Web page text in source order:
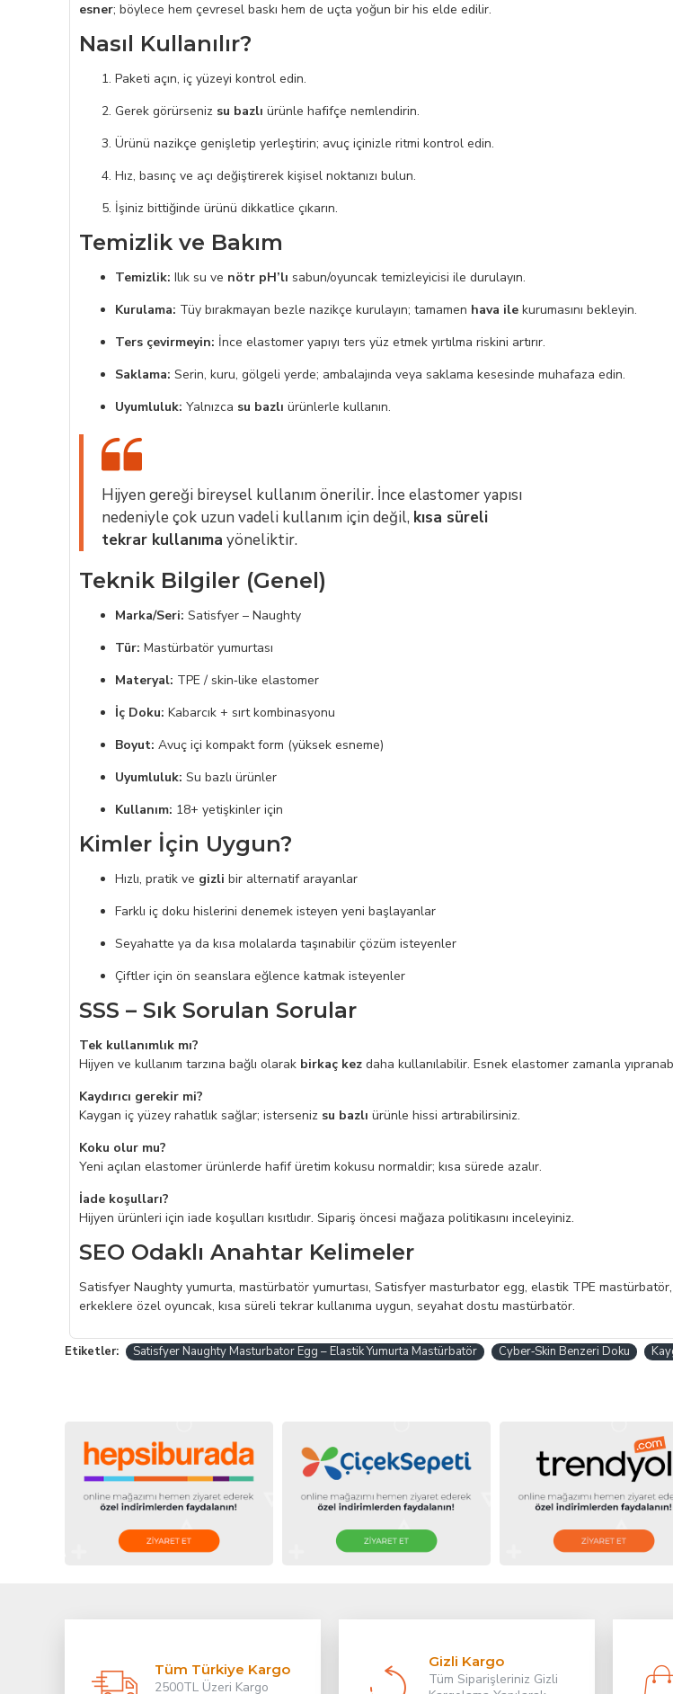
esner; böylece hem çevresel baskı hem de uçta yoğun bir his elde edilir.
Nasıl Kullanılır?
Paketi açın, iç yüzeyi kontrol edin.
Gerek görürseniz su bazlı ürünle hafifçe nemlendirin.
Ürünü nazikçe genişletip yerleştirin; avuç içinizle ritmi kontrol edin.
Hız, basınç ve açı değiştirerek kişisel noktanızı bulun.
İşiniz bittiğinde ürünü dikkatlice çıkarın.
Temizlik ve Bakım
Temizlik: Ilık su ve nötr pH’lı sabun/oyuncak temizleyicisi ile durulayın.
Kurulama: Tüy bırakmayan bezle nazikçe kurulayın; tamamen hava ile kurumasını bekleyin.
Ters çevirmeyin: İnce elastomer yapıyı ters yüz etmek yırtılma riskini artırır.
Saklama: Serin, kuru, gölgeli yerde; ambalajında veya saklama kesesinde muhafaza edin.
Uyumluluk: Yalnızca su bazlı ürünlerle kullanın.
Hijyen gereği bireysel kullanım önerilir. İnce elastomer yapısı
nedeniyle çok uzun vadeli kullanım için değil, kısa süreli
tekrar kullanıma yöneliktir.
Teknik Bilgiler (Genel)
Marka/Seri: Satisfyer – Naughty
Tür: Mastürbatör yumurtası
Materyal: TPE / skin‑like elastomer
İç Doku: Kabarcık + sırt kombinasyonu
Boyut: Avuç içi kompakt form (yüksek esneme)
Uyumluluk: Su bazlı ürünler
Kullanım: 18+ yetişkinler için
Kimler İçin Uygun?
Hızlı, pratik ve gizli bir alternatif arayanlar
Farklı iç doku hislerini denemek isteyen yeni başlayanlar
Seyahatte ya da kısa molalarda taşınabilir çözüm isteyenler
Çiftler için ön seanslara eğlence katmak isteyenler
SSS – Sık Sorulan Sorular
Tek kullanımlık mı?
Hijyen ve kullanım tarzına bağlı olarak birkaç kez daha kullanılabilir. Esnek elastomer zamanla
Kaydırıcı gerekir mi?
Kaygan iç yüzey rahatlık sağlar; isterseniz su bazlı ürünle hissi artırabilirsiniz.
Koku olur mu?
Yeni açılan elastomer ürünlerde hafif üretim kokusu normaldir; kısa sürede azalır.
İade koşulları?
Hijyen ürünleri için iade koşulları kısıtlıdır. Sipariş öncesi mağaza politikasını inceleyiniz.
SEO Odaklı Anahtar Kelimeler
Satisfyer Naughty yumurta, mastürbatör yumurtası, Satisfyer masturbator egg, elastik TPE
erkeklere özel oyuncak, kısa süreli tekrar kullanıma uygun, seyahat dostu mastürbatör.
Etiketler: Satisfyer Naughty Masturbator Egg – Elastik Yumurta Mastürbatör Cyber‑Skin Benzeri Doku
Tüm Türkiye Kargo
2500TL Üzeri Kargo
Gizli Kargo
Tüm Siparişleriniz Gizli